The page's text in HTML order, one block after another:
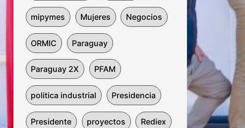
mipymes Mujeres Negocios
ORMIC Paraguay
Paraguay 2X PFAM
politica industrial Presidencia
Presidente proyectos Rediex